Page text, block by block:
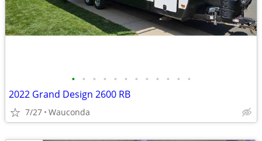
• • • • • • • • • • • •
2022 Grand Design 2600 RB
7/27 Wauconda